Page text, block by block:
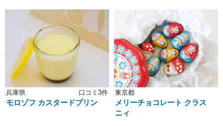
兵庫県 口コミ3件
モロゾフ カスタードプリン
東京都
メリーチョコレート クラス
ニィ